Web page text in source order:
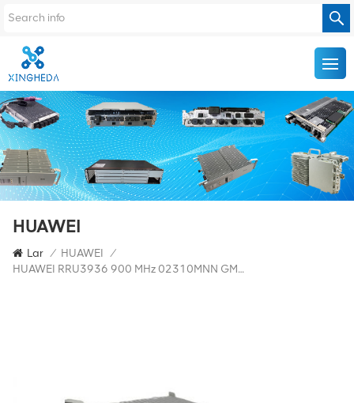
HUAWEI
Lar / HUAWEI /
HUAWEI RRU3936 900 MHz 02310MNN GM5M9E393600 Unidade RF